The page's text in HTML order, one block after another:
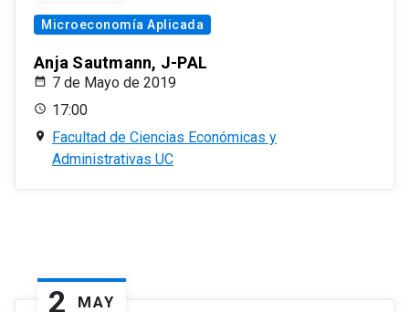
Microeconomía Aplicada
Anja Sautmann, J-PAL
7 de Mayo de 2019
17:00
Facultad de Ciencias Económicas y
Administrativas UC
2 MAY